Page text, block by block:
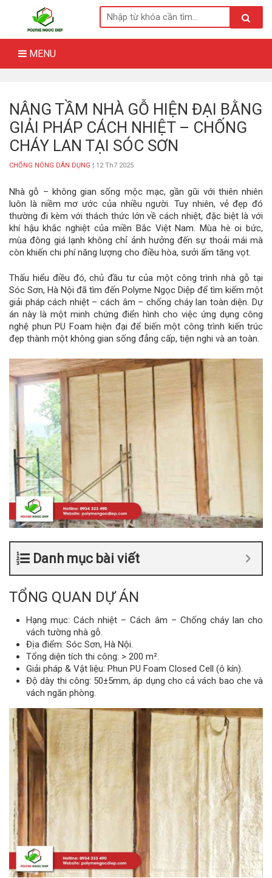
content
MENU
NÂNG TẦM NHÀ GỖ HIỆN ĐẠI BẰNG
GIẢI PHÁP CÁCH NHIỆT – CHỐNG
CHÁY LAN TẠI SÓC SƠN
CHỐNG NÓNG DÂN DỤNG | 12 Th7 2025
Nhà gỗ – không gian sống mộc mạc, gần gũi với thiên nhiên
luôn là niềm mơ ước của nhiều người. Tuy nhiên, vẻ đẹp đó
thường đi kèm với thách thức lớn về cách nhiệt, đặc biệt là với
khí hậu khắc nghiệt của miền Bắc Việt Nam. Mùa hè oi bức,
mùa đông giá lạnh không chỉ ảnh hưởng đến sự thoải mái mà
còn khiến chi phí năng lượng cho điều hòa, sưởi ấm tăng vọt.
Thấu hiểu điều đó, chủ đầu tư của một công trình nhà gỗ tại
Sóc Sơn, Hà Nội đã tìm đến Polyme Ngọc Diệp để tìm kiếm một
giải pháp cách nhiệt – cách âm – chống cháy lan toàn diện. Dự
án này là một minh chứng điển hình cho việc ứng dụng công
nghệ phun PU Foam hiện đại để biến một công trình kiến trúc
đẹp thành một không gian sống đẳng cấp, tiện nghi và an toàn.
Danh mục bài viết
TỔNG QUAN DỰ ÁN
Hạng mục: Cách nhiệt – Cách âm – Chống cháy lan cho
vách tường nhà gỗ.
Địa điểm: Sóc Sơn, Hà Nội.
Tổng diện tích thi công: > 200 m².
Giải pháp & Vật liệu: Phun PU Foam Closed Cell (ô kín).
Độ dày thi công: 50±5mm, áp dụng cho cả vách bao che và
vách ngăn phòng.